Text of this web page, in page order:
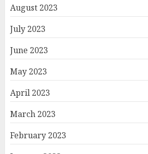
August 2023
July 2023
June 2023
May 2023
April 2023
March 2023
February 2023